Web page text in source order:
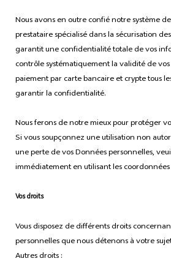
Nous avons en outre confié notre système
prestataire spécialisé dans la sécurisation
garantit une confidentialité totale de vos
contrôle systématiquement la validité de vos
paiement par carte bancaire et crypte tous
garantir la confidentialité.
Nous ferons de notre mieux pour protéger
Si vous soupçonnez une utilisation non
une perte de vos Données personnelles,
immédiatement en utilisant les
Vos droits
Vous disposez de différents droits
personnelles que nous détenons à votre
Autres droits :